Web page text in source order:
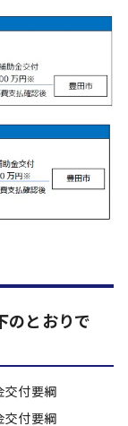
のとおりで
交付要綱
交付要綱